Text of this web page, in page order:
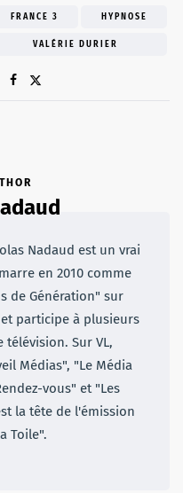
FRANCE 3 HYPNOSE
VALÉRIE DURIER
Nadaud est un vrai
en 2010 comme
de Génération" sur
participe à plusieurs
Sur VL,
Médias", "Le Média
vous" et "Les
la tête de l'émission
Toile".